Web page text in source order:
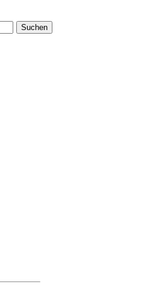
Suchen